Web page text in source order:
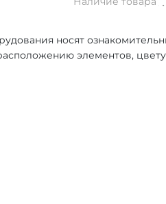
носят
элементов,